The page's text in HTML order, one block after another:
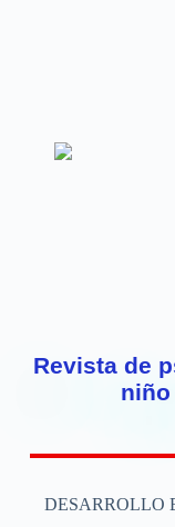
Revista de
niño
DESARROLLO